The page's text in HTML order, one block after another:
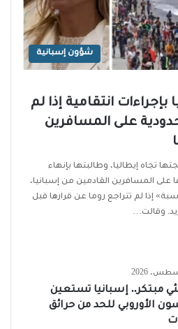
شؤون إسبانية
بإجراءات انتقامية إذا لم
على المسافرين
تجاه إيطاليا، وطالبتها بإنهاء
على المسافرين القادمين من إسبانيا،
إذا لم تتراجع روما عن قرارها قبل
وقالت…
مبتكر.. إسبانيا تستعين
الأوروبي للحد من حرائق